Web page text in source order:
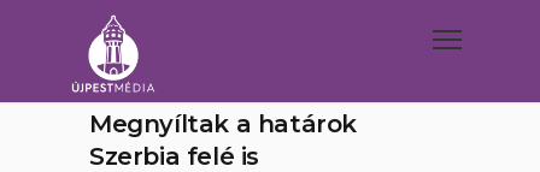
Megnyíltak a határok
Szerbia felé is